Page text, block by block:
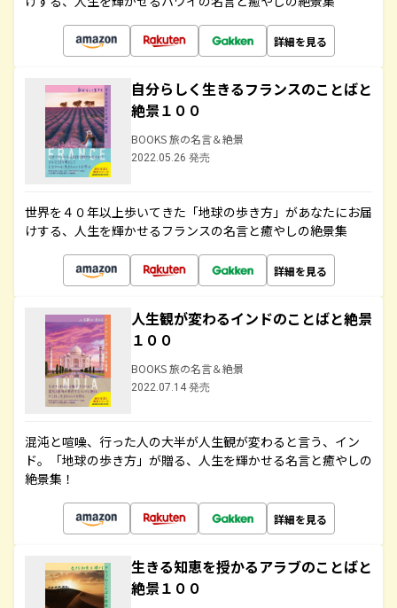
詳細を見る
自分らしく生きるフランスのことばと
絶景１００
BOOKS 旅の名言＆絶景
2022.05.26 発売
世界を４０年以上歩いてきた「地球の歩き方」があなたにお届
けする、人生を輝かせるフランスの名言と癒やしの絶景集
詳細を見る
人生観が変わるインドのことばと絶景
１００
BOOKS 旅の名言＆絶景
2022.07.14 発売
混沌と喧噪、行った人の大半が人生観が変わると言う、イン
ド。「地球の歩き方」が贈る、人生を輝かせる名言と癒やしの
絶景集！
詳細を見る
生きる知恵を授かるアラブのことばと
絶景１００